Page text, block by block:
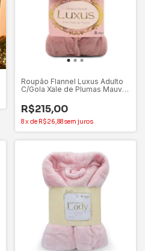
Roupão Flannel Luxus Adulto
C/Gola Xale de Plumas Mauve
R$215,00
8xde R$26,88sem juros